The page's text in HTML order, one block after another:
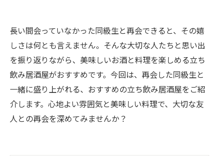
長い間会っていなかった同級生と再会できると、その嬉
しさは何とも言えません。そんな大切な人たちと思い出
を振り返りながら、美味しいお酒と料理を楽しめる立ち
飲み居酒屋がおすすめです。今回は、再会した同級生と
一緒に盛り上がれる、おすすめの立ち飲み居酒屋をご紹
介します。心地よい雰囲気と美味しい料理で、大切な友
人との再会を深めてみませんか？